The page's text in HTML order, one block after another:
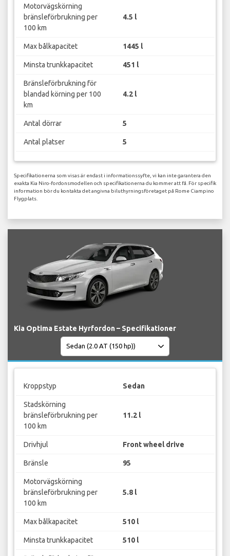
Motorvägskörning
bränsleförbrukning per
100 km
4.5 l
Max bålkapacitet 1445 l
Minsta trunkkapacitet 451 l
Bränsleförbrukning för
blandad körning per 100
km
4.2 l
Antal dörrar 5
Antal platser 5
Specifikationerna som visas är endast i informationssyfte, vi kan inte garantera den
exakta Kia Niro-fordonsmodellen och specifikationerna du kommer att få. För specifik
information bör du kontakta det angivna biluthyrningsföretaget på Rome Ciampino
Flygplats.
Kia Optima Estate Hyrfordon – Specifikationer
Kroppstyp Sedan
Stadskörning
bränsleförbrukning per
100 km
11.2 l
Drivhjul Front wheel drive
Bränsle 95
Motorvägskörning
bränsleförbrukning per
100 km
5.8 l
Max bålkapacitet 510 l
Minsta trunkkapacitet 510 l